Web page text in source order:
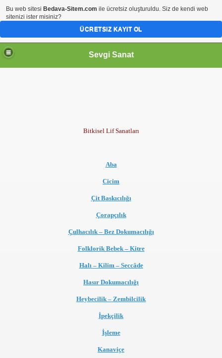
Sevgi Sanat
Bitkisel Lif Sanatları
Aba
Cicim
Çit Baskıcılığı
Çorapçılık
Çulhacılık – Bez Dokumacılığı
Folklorik Bebek – Kitre
Halı – Kilim – Seccâde
Hasır Dokumacılığı
Heybecilik – Zembilcilik
İpekçilik
İşleme
Kanaviçe
Bu web sitesi Bedava-Sitem.com ile ücretsiz oluşturuldu. Siz de kendi web
sitenizi ister misiniz?
ÜCRETSIZ KAYIT OL